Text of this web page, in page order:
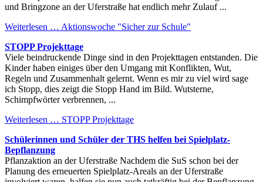
und Bringzone an der Uferstraße hat endlich mehr Zulauf ...
Weiterlesen … Aktionswoche "Sicher zur Schule"
STOPP Projekttage
Viele beindruckende Dinge sind in den Projekttagen entstanden. Die
Kinder haben einiges über den Umgang mit Konflikten, Wut,
Regeln und Zusammenhalt gelernt. Wenn es mir zu viel wird sage
ich Stopp, dies zeigt die Stopp Hand im Bild. Wutsterne,
Schimpfwörter verbrennen, ...
Weiterlesen … STOPP Projekttage
Schülerinnen und Schüler der THS helfen bei Spielplatz-
Bepflanzung
Pflanzaktion an der Uferstraße Nachdem die SuS schon bei der
Planung des erneuerten Spielplatz-Areals an der Uferstraße